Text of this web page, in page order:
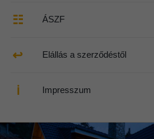
☷ ÁSZF
↩ Elállás a szerződéstől
ℹ Impresszum